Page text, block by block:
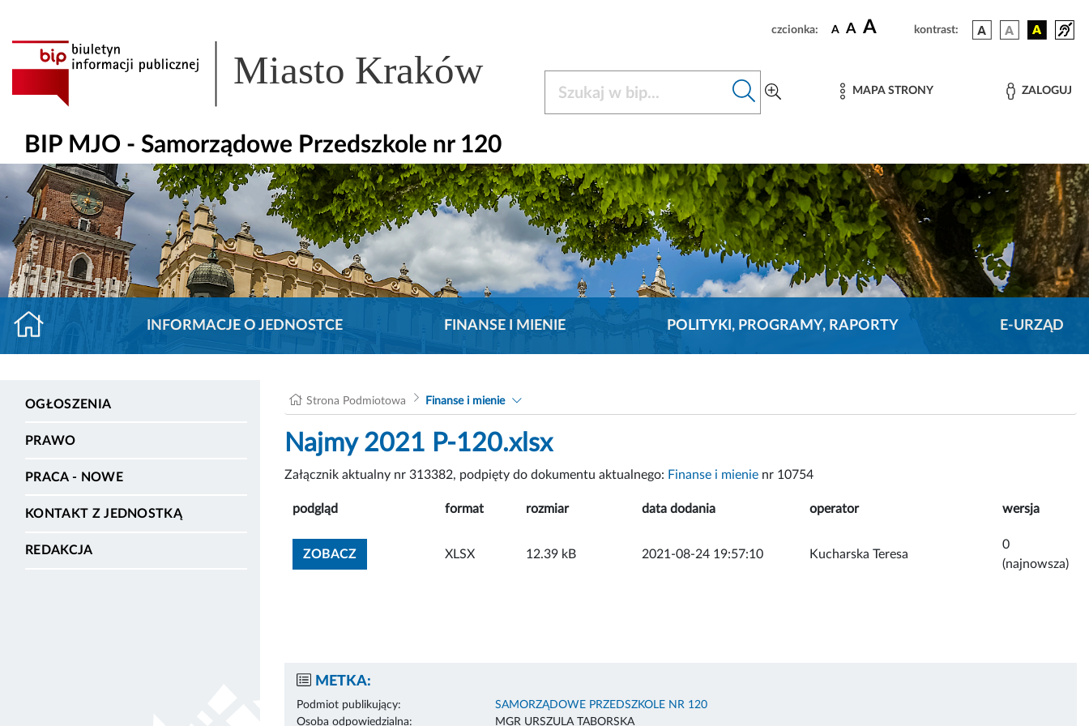
czcionka: A A A kontrast:
Miasto Kraków MAPA STRONY ZALOGUJ
BIP MJO - Samorządowe Przedszkole nr 120
INFORMACJE O JEDNOSTCE FINANSE I MIENIE POLITYKI, PROGRAMY, RAPORTY E-URZĄD
OGŁOSZENIA
PRAWO
PRACA - NOWE
KONTAKT Z JEDNOSTKĄ
REDAKCJA
Strona Podmiotowa Finanse i mienie
Najmy 2021 P-120.xlsx
Załącznik aktualny nr 313382, podpięty do dokumentu aktualnego: Finanse i mienie nr 10754
podgląd format rozmiar data dodania operator wersja
ZOBACZZOBACZ ZAŁĄCZNIK
XLSX 12.39 kB 2021-08-24 19:57:10 Kucharska Teresa
0
(najnowsza)
METKA:
Podmiot publikujący:
SAMORZĄDOWE PRZEDSZKOLE NR 120
Osoba odpowiedzialna:
MGR URSZULA TABORSKA